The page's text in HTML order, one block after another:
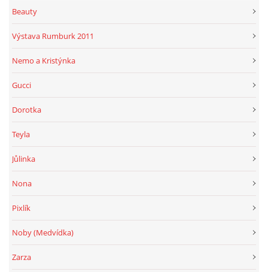
Beauty
Výstava Rumburk 2011
Nemo a Kristýnka
Gucci
Dorotka
Teyla
Jůlinka
Nona
Pixlík
Noby (Medvídka)
Zarza